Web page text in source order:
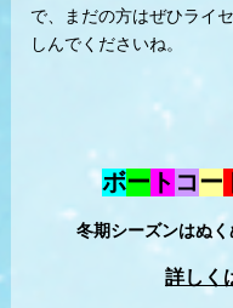
で、まだの方はぜひライ
しんでくださいね。
ボー ト コー
冬期シーズンはぬ
詳しく